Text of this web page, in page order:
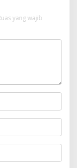
yang wajib